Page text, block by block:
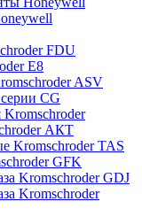
FDU
E8
ASV
CG
Kromschroder
АКТ
Kromschroder TAS
GFK
Kromschroder GDJ
Kromschroder